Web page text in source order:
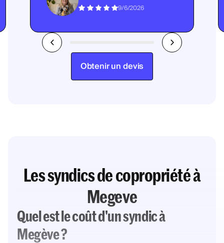
9/6/2026
Obtenir un devis
Les syndics de copropriété à
Megeve
Quel est le coût d'un syndic à
Megève ?